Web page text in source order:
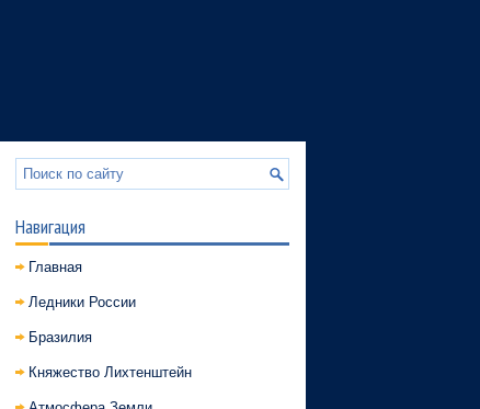
Навигация
Главная
Ледники России
Бразилия
Княжество Лихтенштейн